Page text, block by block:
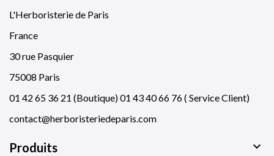
L'Herboristerie de Paris
France
30 rue Pasquier
75008 Paris
01 42 65 36 21 (Boutique) 01 43 40 66 76 ( Service Client)
contact@herboristeriedeparis.com
Produits 